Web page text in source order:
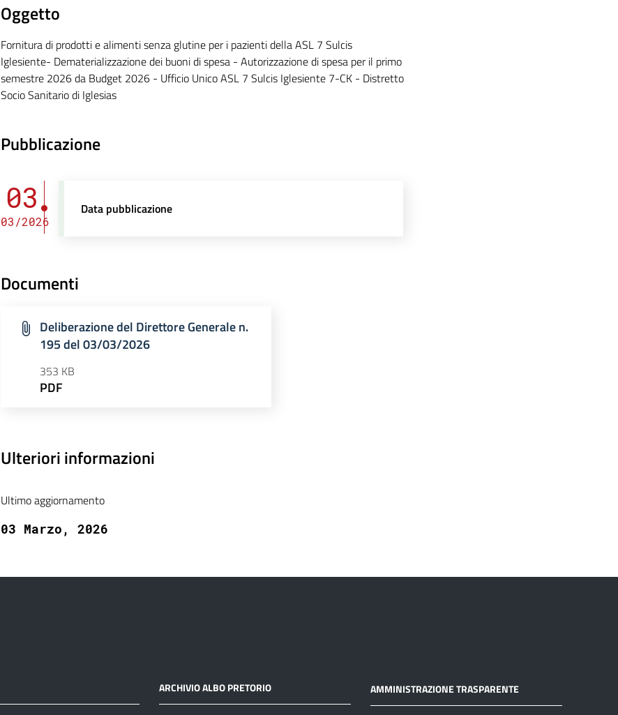
Oggetto
Fornitura di prodotti e alimenti senza glutine per i pazienti della ASL 7 Sulcis
Iglesiente- Dematerializzazione dei buoni di spesa - Autorizzazione di spesa per il primo
semestre 2026 da Budget 2026 - Ufficio Unico ASL 7 Sulcis Iglesiente 7-CK - Distretto
Socio Sanitario di Iglesias
Pubblicazione
03
03/2026
Data pubblicazione
Documenti
Deliberazione del Direttore Generale n.
195 del 03/03/2026
353 KB
PDF
Ulteriori informazioni
Ultimo aggiornamento
03 Marzo, 2026
ARCHIVIO ALBO PRETORIO AMMINISTRAZIONE TRASPARENTE